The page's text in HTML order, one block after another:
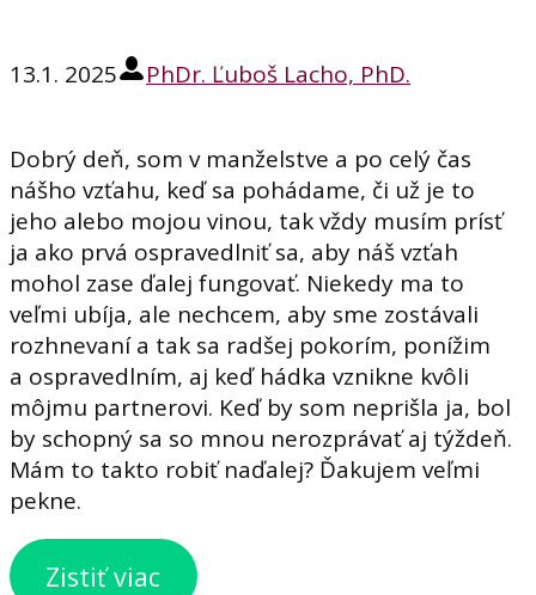
13.1. 2025 PhDr. Ľuboš Lacho, PhD.
Dobrý deň, som v manželstve a po celý čas
nášho vzťahu, keď sa pohádame, či už je to
jeho alebo mojou vinou, tak vždy musím prísť
ja ako prvá ospravedlniť sa, aby náš vzťah
mohol zase ďalej fungovať. Niekedy ma to
veľmi ubíja, ale nechcem, aby sme zostávali
rozhnevaní a tak sa radšej pokorím, ponížim
a ospravedlním, aj keď hádka vznikne kvôli
môjmu partnerovi. Keď by som neprišla ja, bol
by schopný sa so mnou nerozprávať aj týždeň.
Mám to takto robiť naďalej? Ďakujem veľmi
pekne.
Zistiť viac